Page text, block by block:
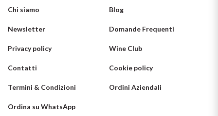
Chi siamo Blog
Newsletter Domande Frequenti
Privacy policy Wine Club
Contatti Cookie policy
Termini & Condizioni Ordini Aziendali
Ordina su WhatsApp